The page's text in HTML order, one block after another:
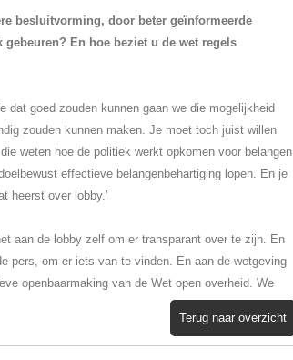
besluitvorming, door beter geïnformeerde
En hoe beziet u de wet regels
dat goed zouden kunnen gaan we die mogelijkheid
zouden kunnen maken. Je moet toch juist willen
weten hoe de politiek werkt opkomen voor belangen
effectieve belangenbehartiging lopen. En je
heerst over lobby.’
aan de lobby zelf om er transparant over te zijn. En
pers, om er iets van te vinden. En aan de wetgeving
openbaarmaking van de Wet open overheid. We
Terug naar overzicht